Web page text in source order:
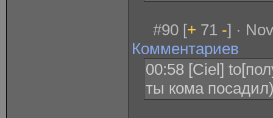
#90 [+ 71 -] ·
Комментариев
00:58 [Ciel]
ты кома